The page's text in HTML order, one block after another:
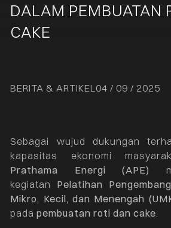
DALAM PEMBUATAN
CAKE
BERITA & ARTIKEL04 / 09 / 2025
Sebagai wujud dukungan
kapasitas ekonomi
Prathama Energi (APE)
kegiatan Pelatihan
Mikro, Kecil, dan Menengah
padapembuatan roti dan cake.